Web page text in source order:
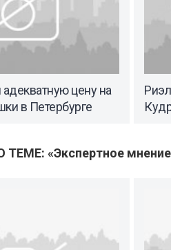
адекватную цену на
в Петербурге
«Экспертное